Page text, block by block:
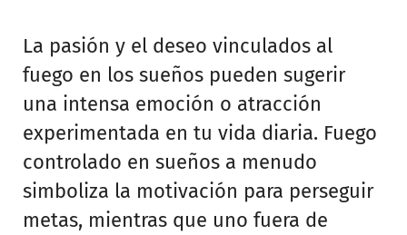
La pasión y el deseo vinculados al
fuego en los sueños pueden sugerir
una intensa emoción o atracción
experimentada en tu vida diaria. Fuego
controlado en sueños a menudo
simboliza la motivación para perseguir
metas, mientras que uno fuera de